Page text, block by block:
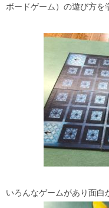
ボードゲーム）の遊び方
いろんなゲームがあり面